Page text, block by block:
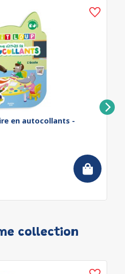
en autocollants -
collection